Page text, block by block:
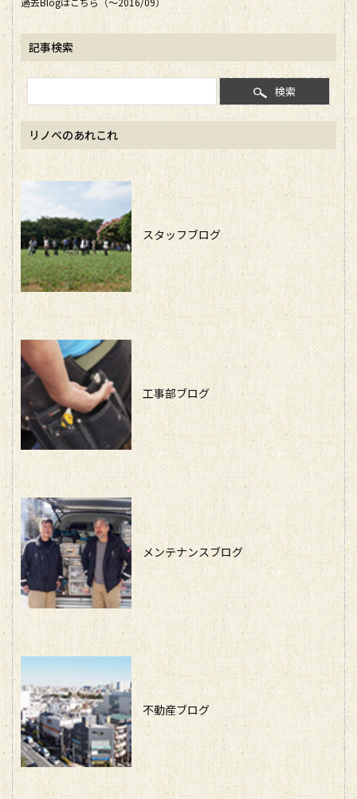
記事検索
検索
リノベのあれこれ
スタッフブログ
工事部ブログ
メンテナンスブログ
不動産ブログ